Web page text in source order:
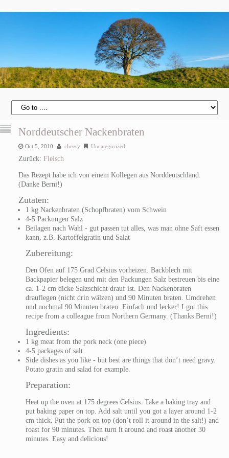
Norddeutscher Nackenbraten
Oct 5, 2010 cheesy Uncategorized
Zurück: Fleisch
Das Rezept habe ich von einem Kollegen aus Norddeutschland.
(Danke Berni!)
Zutaten:
1 kg Nackenbraten (Schopfbraten) vom Schwein
4-5 Packungen Salz
Beilagen nach Wahl - gut passen tut alles, was man ohne Saft essen
kann, z.B. Kartoffelgratin und Salat
Zubereitung:
Den Ofen auf 175 Grad Celsius vorheizen. Backblech mit
Backpapier belegen und mit den Packungen Salz bestreuen bis eine
ca. 1-2 cm dicke Salzschicht drauf ist. Den Nackenbraten
drauflegen (nicht drin wälzen) und 90 Minuten braten. Umdrehen
und nochmal 90 Minuten braten. Einfach und lecker! I got this
recipe from a colleague from Northern Germany. (Thanks Berni!)
Ingredients:
1 kg meat from the pork neck (one piece)
4-5 packages of salt
Side dishes as you like - but best are things that don’t need gravy.
Potato gratin and salad for example.
Preparation:
Heat up the oven at 175 degrees Celsius. Take a baking tray and
put baking paper on top. Add salt until you got a layer around 1-2
cm thick. Put the pork on top (don’t roll it around in the salt!) and
roast for 90 minutes. Then turn it around and roast another 30
minutes. Easy and delicious!